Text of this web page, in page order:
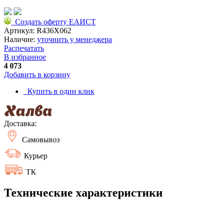
Создать оферту ЕАИСТ
Артикул: R436X062
Наличие: уточнить у менеджера
Распечатать
В избранное
4 073
Добавить в корзину
Купить в один клик
Доставка:
Самовывоз
Курьер
ТК
Технические характеристики